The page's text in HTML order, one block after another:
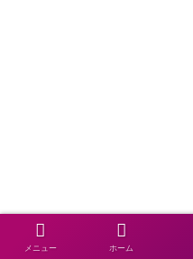
メニュー ホーム